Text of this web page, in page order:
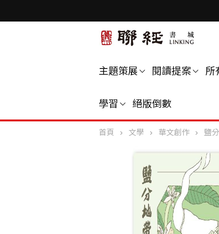
主題策展 閱讀提案 所
學習 絕版倒數
首頁 文學 華文創作 鹽